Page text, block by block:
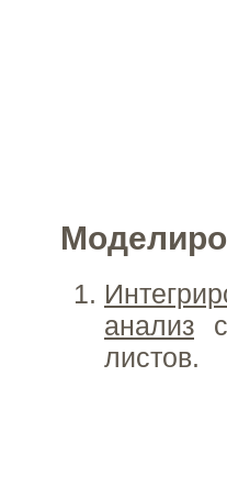
анализ
листов.